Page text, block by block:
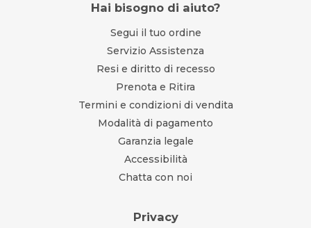
Hai bisogno di aiuto?
Segui il tuo ordine
Servizio Assistenza
Resi e diritto di recesso
Prenota e Ritira
Termini e condizioni di vendita
Modalità di pagamento
Garanzia legale
Accessibilità
Chatta con noi
Privacy